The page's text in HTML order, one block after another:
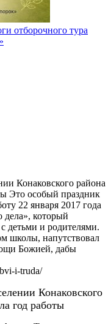
отборочного тура
Конаковского района
Это особый праздник
22 января 2017 года
дела», который
детьми и родителями.
школы, напутствовал
Божией, дабы
i-truda/
Конаковского
год работы